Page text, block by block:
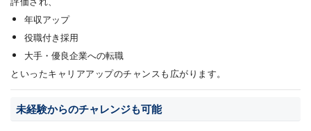
年収アップ
役職付き採用
大手・優良企業への転職
といったキャリアアップのチャンスも広がります。
未経験からのチャレンジも可能